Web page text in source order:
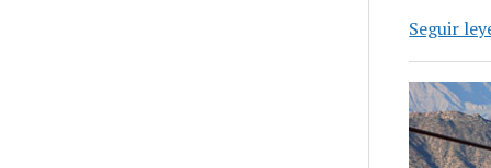
Seguir